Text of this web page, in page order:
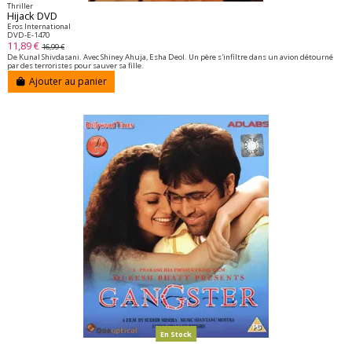
Thriller
Hijack DVD
Eros International
DVD-E-1470
11,89 € 16,99 €
De Kunal Shivdasani. Avec Shiney Ahuja, Esha Deol. Un père s'infiltre dans un avion détourné
par des terroristes pour sauver sa fille.
Ajouter au panier
En Stock